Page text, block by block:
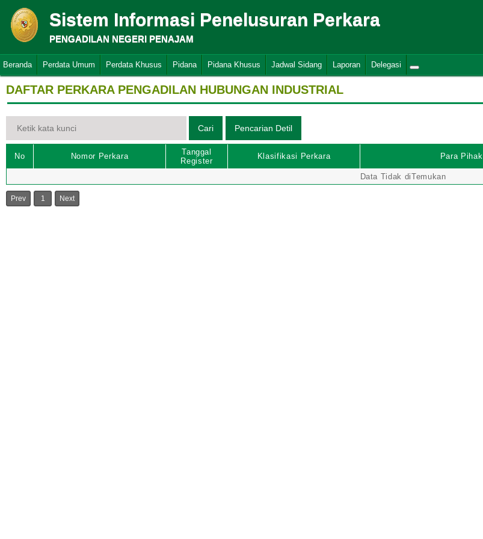
Sistem Informasi Penelusuran Perkara
PENGADILAN NEGERI PENAJAM
Beranda Perdata Umum Perdata Khusus Pidana Pidana Khusus Jadwal Sidang Laporan Delegasi
DAFTAR PERKARA PENGADILAN HUBUNGAN INDUSTRIAL
No Nomor Perkara
Tanggal
Register
Klasifikasi Perkara Para Pihak
Data Tidak diTemukan
Prev 1 Next